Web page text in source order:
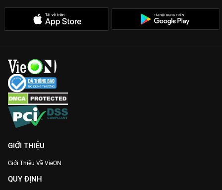
GIỚI THIỆU
Giới Thiệu Về VieON
QUY ĐỊNH